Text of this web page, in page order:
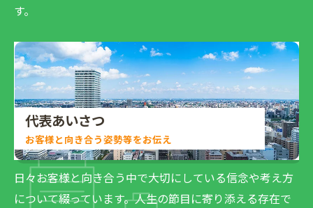
す。
代表あいさつ
お客様と向き合う姿勢等をお伝え
日々お客様と向き合う中で大切にしている信念や考え方
について綴っています。人生の節目に寄り添える存在で